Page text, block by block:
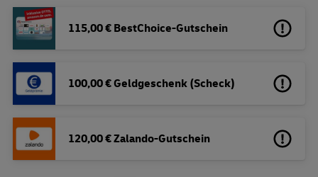
115,00 € BestChoice-Gutschein
100,00 € Geldgeschenk (Scheck)
120,00 € Zalando-Gutschein